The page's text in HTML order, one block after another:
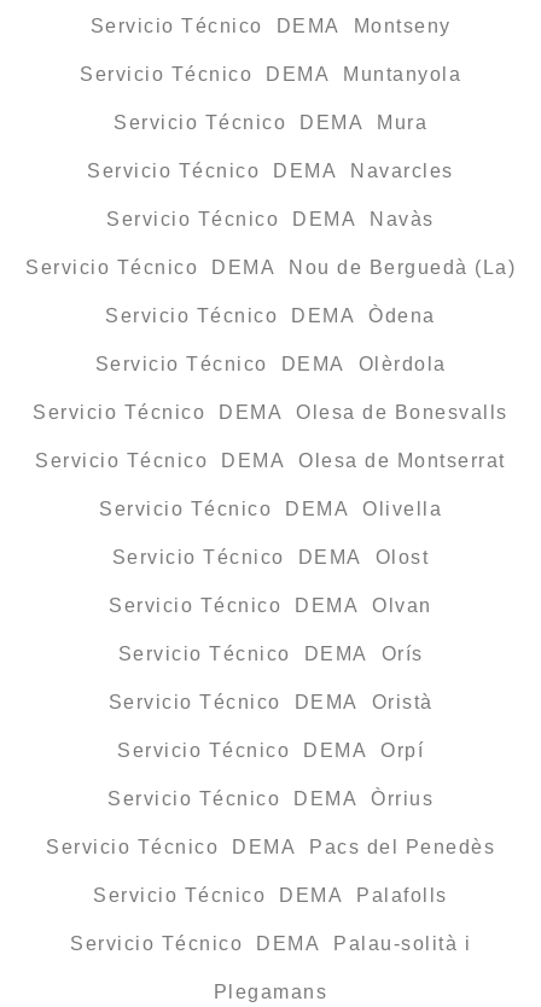
Servicio Técnico DEMA Montseny
Servicio Técnico DEMA Muntanyola
Servicio Técnico DEMA Mura
Servicio Técnico DEMA Navarcles
Servicio Técnico DEMA Navàs
Servicio Técnico DEMA Nou de Berguedà (La)
Servicio Técnico DEMA Òdena
Servicio Técnico DEMA Olèrdola
Servicio Técnico DEMA Olesa de Bonesvalls
Servicio Técnico DEMA Olesa de Montserrat
Servicio Técnico DEMA Olivella
Servicio Técnico DEMA Olost
Servicio Técnico DEMA Olvan
Servicio Técnico DEMA Orís
Servicio Técnico DEMA Oristà
Servicio Técnico DEMA Orpí
Servicio Técnico DEMA Òrrius
Servicio Técnico DEMA Pacs del Penedès
Servicio Técnico DEMA Palafolls
Servicio Técnico DEMA Palau-solità i
Plegamans